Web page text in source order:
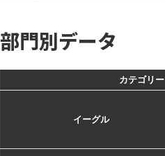
部門別データ
カテゴリー
イーグル